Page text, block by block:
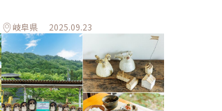
岐阜県 2025.09.23